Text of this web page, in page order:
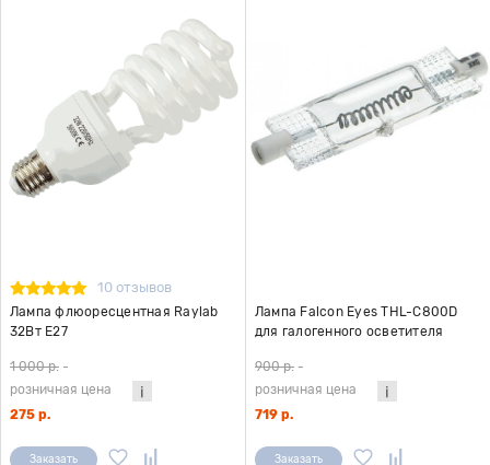
10 отзывов
Лампа флюоресцентная Raylab
32Вт E27
1 000 р. -
розничная цена
275 р.
Заказать
Лампа Falcon Eyes THL-C800D
для галогенного осветителя
900 р. -
розничная цена
719 р.
Заказать